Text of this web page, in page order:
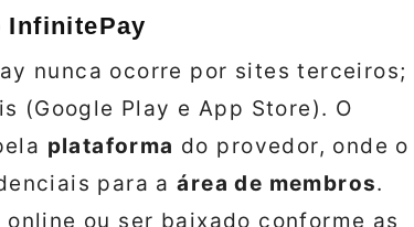
InfinitePay
nunca ocorre por sites terceiros;
(Google Play e App Store). O
plataforma do provedor, onde o
para aárea de membros.
ou ser baixado conforme as